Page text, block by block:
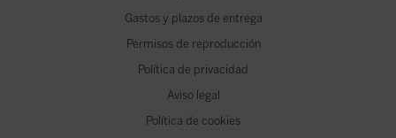
Gastos y plazos de entrega
Permisos de reproducción
Política de privacidad
Aviso legal
Política de cookies